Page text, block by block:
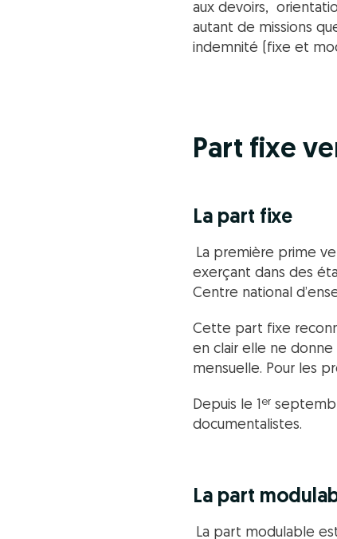
aux devoirs,
autant de missions
indemnité (fixe et
Part fixe
La part fixe
La première prime
exerçant dans des
Centre national
Cette part fixe
en clair elle ne donne
mensuelle. Pour les
Depuis le 1er
documentalistes.
La part
La part modulable